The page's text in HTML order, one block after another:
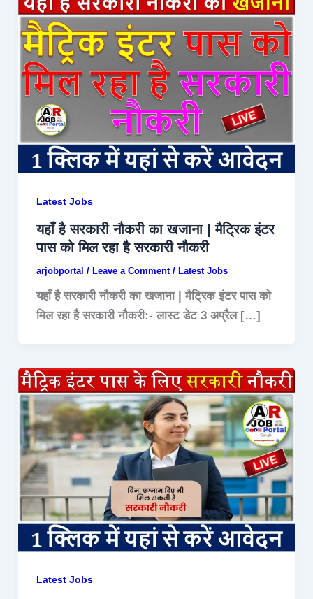
Latest Jobs
यहाँ है सरकारी नौकरी का खजाना | मैट्रिक इंटर
पास को मिल रहा है सरकारी नौकरी
arjobportal / Leave a Comment / Latest Jobs
यहाँ है सरकारी नौकरी का खजाना | मैट्रिक इंटर पास को
मिल रहा है सरकारी नौकरी:- लास्ट डेट 3 अप्रैल […]
Latest Jobs